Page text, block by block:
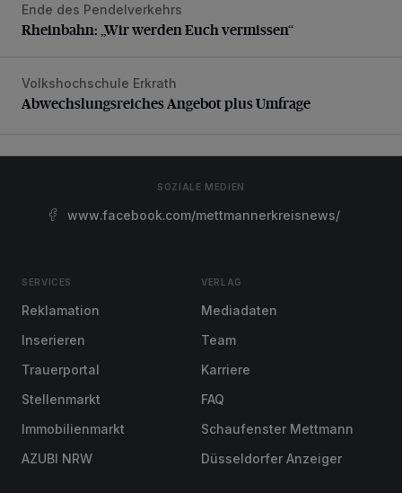
Rheinbahn: „Wir werden Euch vermissen“
Ende des Pendelverkehrs
Rheinbahn: „Wir werden Euch vermissen“
Abwechslungsreiches Angebot plus Umfrage
Volkshochschule Erkrath
Abwechslungsreiches Angebot plus Umfrage
SOZIALE MEDIEN
www.facebook.com/mettmannerkreisnews/
SERVICES
Reklamation
Inserieren
Trauerportal
Stellenmarkt
Immobilienmarkt
AZUBI NRW
VERLAG
Mediadaten
Team
Karriere
FAQ
Schaufenster Mettmann
Düsseldorfer Anzeiger